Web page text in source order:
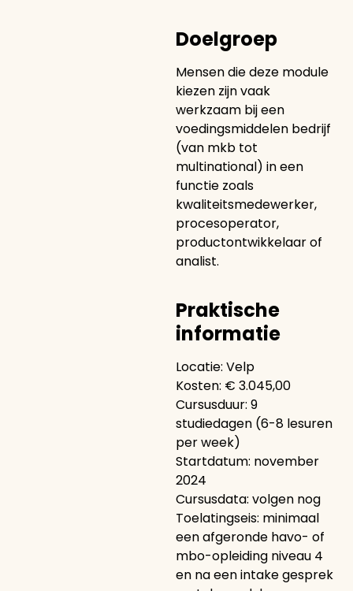
Doelgroep
Mensen die deze module
kiezen zijn vaak
werkzaam bij een
voedingsmiddelen bedrijf
(van mkb tot
multinational) in een
functie zoals
kwaliteitsmedewerker,
procesoperator,
productontwikkelaar of
analist.
Praktische
informatie
Locatie: Velp
Kosten: € 3.045,00
Cursusduur: 9
studiedagen (6-8 lesuren
per week)
Startdatum: november
2024
Cursusdata: volgen nog
Toelatingseis: minimaal
een afgeronde havo- of
mbo-opleiding niveau 4
en na een intake gesprek